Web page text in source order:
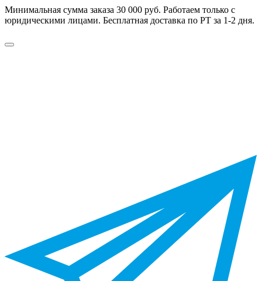
Минимальная сумма заказа 30 000 руб. Работаем только с
юридическими лицами. Бесплатная доставка по РТ за 1-2 дня.